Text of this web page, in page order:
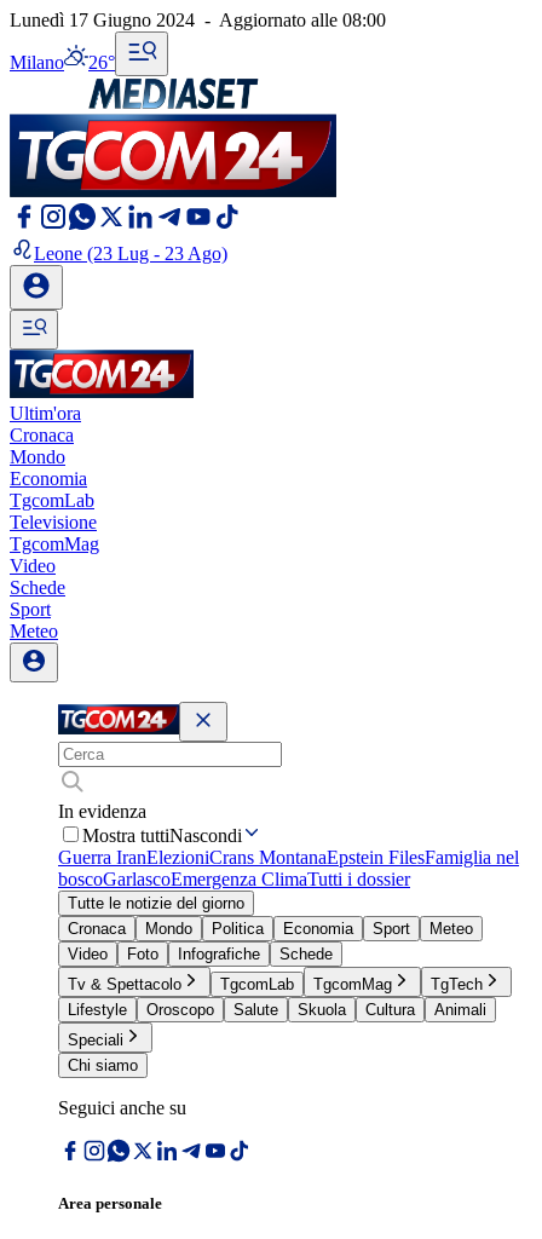
Lunedì 17 Giugno 2024 - Aggiornato alle 08:00
Milano 26°
Leone (23 Lug - 23 Ago)
Ultim'ora
Cronaca
Mondo
Economia
TgcomLab
Televisione
TgcomMag
Video
Schede
Sport
Meteo
In evidenza
Mostra tuttiNascondi
Guerra IranElezioniCrans MontanaEpstein FilesFamiglia nel
boscoGarlascoEmergenza ClimaTutti i dossier
Tutte le notizie del giorno
Cronaca
Mondo Politica Economia Sport
Meteo
Video
Foto Infografiche
Schede
Tv & Spettacolo
TgcomLab TgcomMag
TgTech
Lifestyle
Oroscopo Salute Skuola Cultura
Animali
Speciali
Chi siamo
Seguici anche su
Area personale